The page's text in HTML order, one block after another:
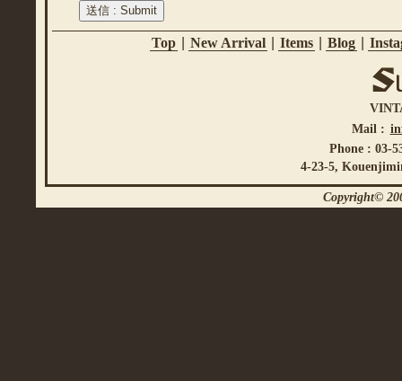
Top New Arrival Items Blog
Mail :
Phone : 03-
4-23-5,
Copyright©